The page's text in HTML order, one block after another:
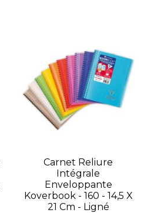
Carnet Reliure
Intégrale
Enveloppante
Koverbook - 160 - 14,5 X
21 Cm - Ligné